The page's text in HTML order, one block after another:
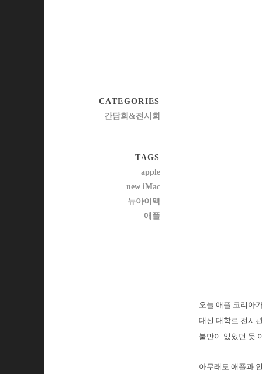
오늘 애플 코리아
대신 대학로 전시
불만이 있었던 듯
아무래도 애플과
CATEGORIES
간담회&전시회
TAGS
apple
new iMac
뉴아이맥
애플